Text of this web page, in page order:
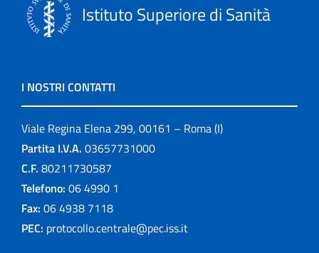
Istituto Superiore di Sanità
I NOSTRI CONTATTI
Viale Regina Elena 299, 00161 – Roma (I)
Partita I.V.A. 03657731000
C.F. 80211730587
Telefono: 06 4990 1
Fax: 06 4938 7118
PEC: protocollo.centrale@pec.iss.it